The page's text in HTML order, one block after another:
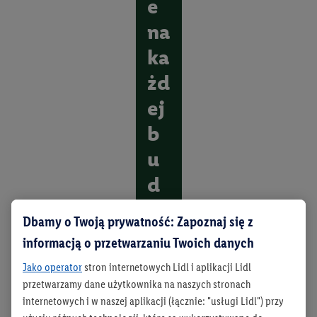
e
na
ka
żd
ej
b
u
d
wi
e
O
d
Dbamy o Twoją prywatność: Zapoznaj się z
informacją o przetwarzaniu Twoich danych
Jako operatorstron internetowych Lidl i aplikacji Lidl
przetwarzamy dane użytkownika na naszych stronach
internetowych i w naszej aplikacji (łącznie: "usługi Lidl") przy